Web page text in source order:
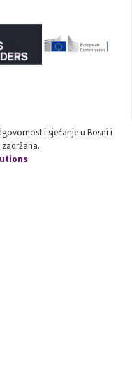
i sjećanje u Bosni i